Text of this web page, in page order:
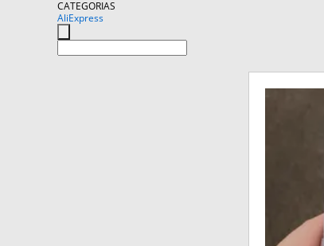
CATEGORIAS
AliExpress